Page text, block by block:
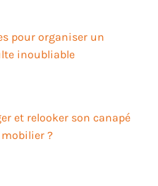
pour organiser un
inoubliable
et relooker son canapé
?